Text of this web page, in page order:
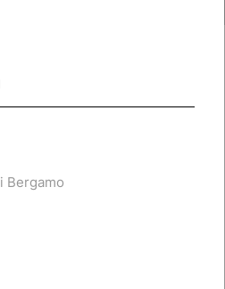
Bergamo